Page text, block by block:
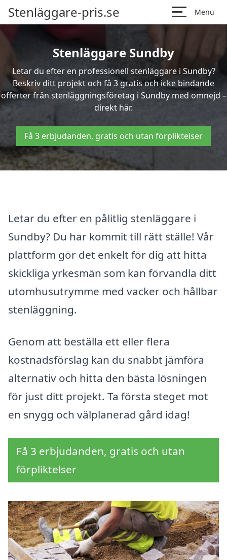
Stenläggare-pris.se Menu
Stenläggare Sundby
Letar du efter en professionell stenläggare i Sundby?
Beskriv ditt projekt och få 3 gratis och icke bindande
offerter från stenläggningsföretag i Sundby med omnejd –
direkt här.
Få 3 erbjudanden, gratis och utan förpliktelser
Letar du efter en pålitlig stenläggare i
Sundby? Du har kommit till rätt ställe! Vår
plattform gör det enkelt för dig att hitta
skickliga yrkesmän som kan förvandla ditt
utomhusutrymme med vacker och hållbar
stenläggning.
Genom att beställa ett eller flera
kostnadsförslag kan du snabbt jämföra
alternativ och hitta den bästa lösningen
för just ditt projekt. Ta första steget mot
en snygg och välplanerad gård idag!
Få 3 erbjudanden, gratis och utan
förpliktelser